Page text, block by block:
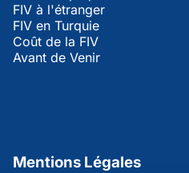
FIV à l'étranger
FIV en Turquie
Coût de la FIV
Avant de Venir
Mentions Légales